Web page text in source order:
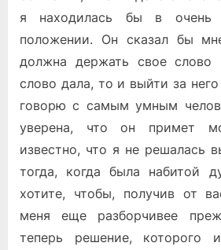
я находилась бы в очень
положении. Он сказал бы
должна держать свое
слово дала, то и выйти за
говорю с самым умным
уверена, что он примет
известно, что я не решалась
тогда, когда была набитой
хотите, чтобы, получив от
меня еще разборчивее
теперь решение, которого